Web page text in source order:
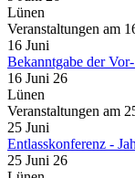
Lünen
Veranstaltungen am
16 Juni
Bekanntgabe der
16 Juni 26
Lünen
Veranstaltungen am
25 Juni
Entlasskonferenz -
25 Juni 26